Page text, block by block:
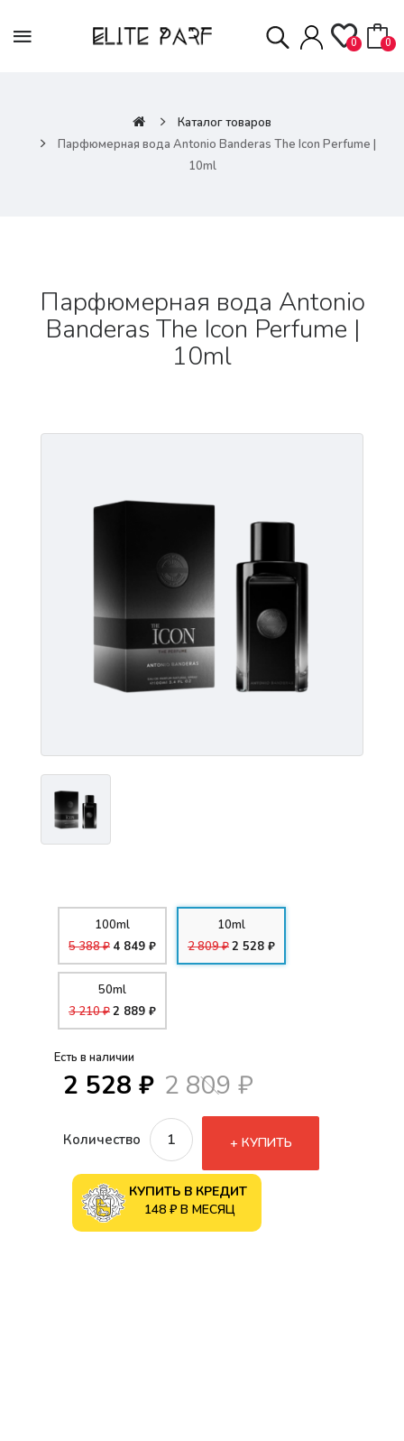
0 0
Каталог товаров
Парфюмерная вода Antonio Banderas The Icon Perfume |
10ml
Парфюмерная вода Antonio
Banderas The Icon Perfume |
10ml
100ml
5 388 ₽ 4 849 ₽
10ml
2 809 ₽2 528 ₽
50ml
3 210 ₽2 889 ₽
Есть в наличии
2 528 ₽ 2 809 ₽
Количество КУПИТЬ
КУПИТЬ В КРЕДИТ
148 ₽ В МЕСЯЦ